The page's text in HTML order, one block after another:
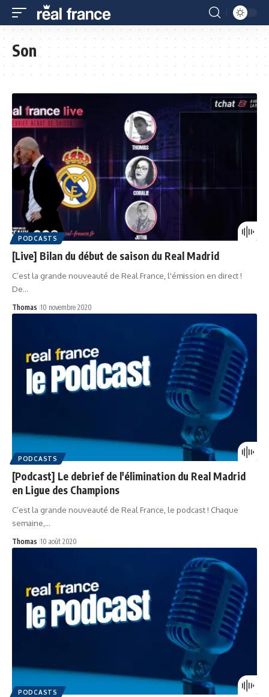
Son
PODCASTS
[Live] Bilan du début de saison du Real Madrid
C’est la grande nouveauté de Real France, l'émission en direct !
De…
Thomas 10 novembre 2020
PODCASTS
[Podcast] Le debrief de l'élimination du Real Madrid
en Ligue des Champions
C’est la grande nouveauté de Real France, le podcast ! Chaque
semaine,…
Thomas 10 août 2020
PODCASTS